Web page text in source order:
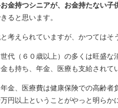
持つシニアが、お金持たない子
ると思います。
考えられていますが、かつてはそ
代（６０歳以上）の多くは旺盛な
も持ち、年金、医療も支給されて
金、医療費は健康保険での高齢
円以上ということがやっと明らか